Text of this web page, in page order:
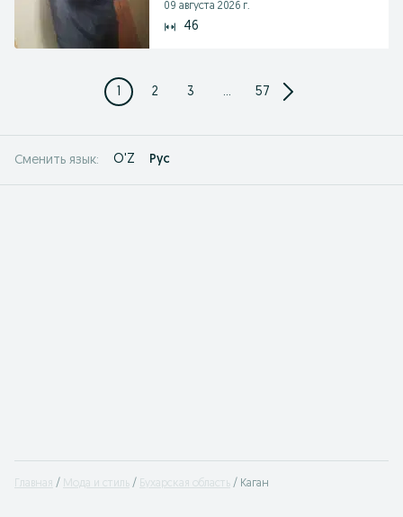
09 августа 2026 г.
46
1 2 3 ... 57
Сменить язык: O'Z Рус
Главная Мода и стиль Бухарская область Каган